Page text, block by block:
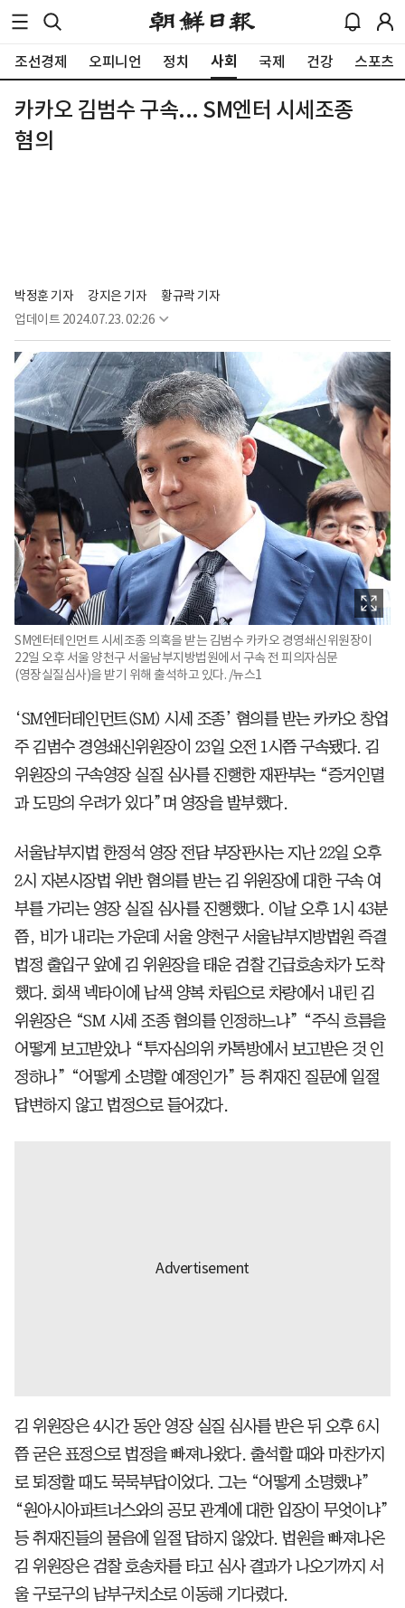
조선경제 오피니언 정치 사회 국제 건강 스포츠
카카오 김범수 구속... SM엔터 시세조종
혐의
박정훈 기자 강지은 기자
황규락 기자
업데이트 2024.07.23. 02:26
SM엔터테인먼트 시세조종 의혹을 받는 김범수 카카오 경영쇄신위원장이
22일 오후 서울 양천구 서울남부지방법원에서 구속 전 피의자심문
(영장실질심사)을 받기 위해 출석하고 있다. /뉴스1
‘SM엔터테인먼트(SM) 시세 조종’ 혐의를 받는 카카오 창업
주 김범수 경영쇄신위원장이 23일 오전 1시쯤 구속됐다. 김
위원장의 구속영장 실질 심사를 진행한 재판부는 “증거인멸
과 도망의 우려가 있다”며 영장을 발부했다.
서울남부지법 한정석 영장 전담 부장판사는 지난 22일 오후
2시 자본시장법 위반 혐의를 받는 김 위원장에 대한 구속 여
부를 가리는 영장 실질 심사를 진행했다. 이날 오후 1시 43분
쯤, 비가 내리는 가운데 서울 양천구 서울남부지방법원 즉결
법정 출입구 앞에 김 위원장을 태운 검찰 긴급호송차가 도착
했다. 회색 넥타이에 남색 양복 차림으로 차량에서 내린 김
위원장은 “SM 시세 조종 혐의를 인정하느냐” “주식 흐름을
어떻게 보고받았나 “투자심의위 카톡방에서 보고받은 것 인
정하나” “어떻게 소명할 예정인가” 등 취재진 질문에 일절
답변하지 않고 법정으로 들어갔다.
김 위원장은 4시간 동안 영장 실질 심사를 받은 뒤 오후 6시
쯤 굳은 표정으로 법정을 빠져나왔다. 출석할 때와 마찬가지
로 퇴정할 때도 묵묵부답이었다. 그는 “어떻게 소명했냐”
“원아시아파트너스와의 공모 관계에 대한 입장이 무엇이냐”
등 취재진들의 물음에 일절 답하지 않았다. 법원을 빠져나온
김 위원장은 검찰 호송차를 타고 심사 결과가 나오기까지 서
울 구로구의 남부구치소로 이동해 기다렸다.